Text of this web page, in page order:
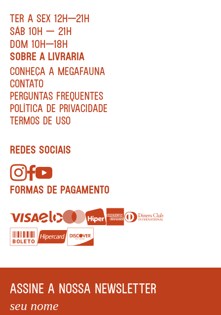
TER A SEX 12H—21H
SÁB 10H — 21H
DOM 10H—18H
SOBRE A LIVRARIA
CONHEÇA A MEGAFAUNA
CONTATO
PERGUNTAS FREQUENTES
POLÍTICA DE PRIVACIDADE
TERMOS DE USO
REDES SOCIAIS
FORMAS DE PAGAMENTO
ASSINE A NOSSA NEWSLETTER